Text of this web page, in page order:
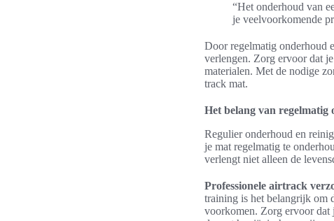
“Het onderhoud van
je veelvoorkomende
Door regelmatig onderhoud
verlengen. Zorg ervoor dat
materialen. Met de nodige
track mat.
Het belang van
Regulier onderhoud en
je mat regelmatig te
verlengt niet alleen de
Professionele airtrack
training is het belangrijk om
voorkomen. Zorg ervoor dat